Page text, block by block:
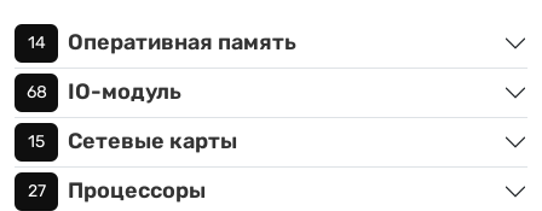
14 Оперативная память
68 IO-модуль
15 Сетевые карты
27 Процессоры